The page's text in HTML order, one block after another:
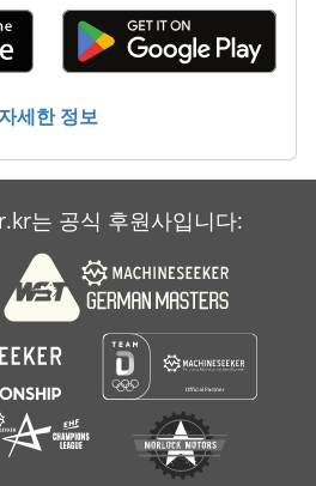
세한 정보
는 공식 후원사입니다: